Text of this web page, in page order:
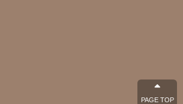
PAGE TOP